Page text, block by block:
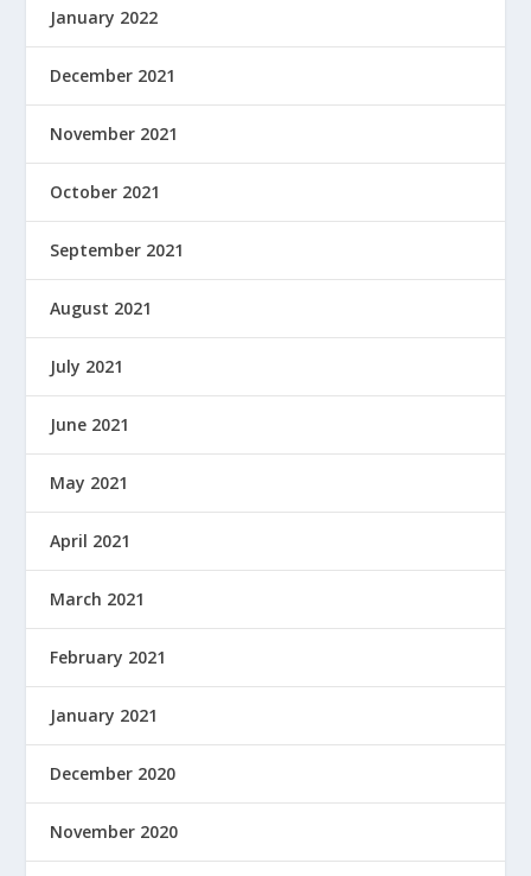
January 2022
December 2021
November 2021
October 2021
September 2021
August 2021
July 2021
June 2021
May 2021
April 2021
March 2021
February 2021
January 2021
December 2020
November 2020